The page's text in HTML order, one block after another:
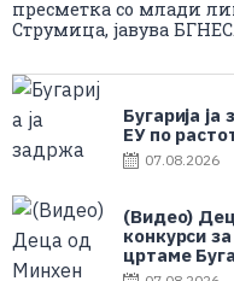
пресметка со млади
Струмица, јавува
Бугарија
ЕУ по
07.08.2026
(Видео)
конкурси
цртаме